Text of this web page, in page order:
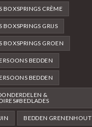
BOXSPRINGS CRÈME
BOXSPRINGS GRIJS
BOXSPRINGS GROEN
BEDDEN
BEDDEN
&
BEDDEN GRENENHOUT